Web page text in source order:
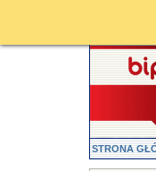
STRONA